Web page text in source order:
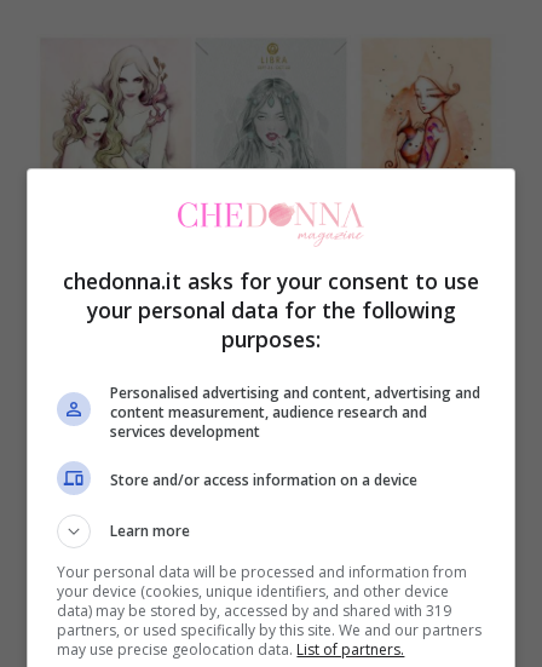
Un test può aiutarti! Bastano pochi minuti
ed una semplice risposta per mettere
sorprendentemente in chiaro il tuo
carattere. Dimmi il tuo segno zodiacale, ti
dirò chi sei.
Pagine:
Articoli recenti
chedonna.it asks for your consent to use
your personal data for the following
purposes:
Personalised advertising and content, advertising and
content measurement, audience research and
services development
Store and/or access information on a device
Learn more
Your personal data will be processed and information from
your device (cookies, unique identifiers, and other device
data) may be stored by, accessed by and shared with 319
partners, or used specifically by this site. We and our partners
may use precise geolocation data. List of partners.